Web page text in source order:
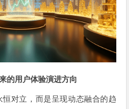
的用户体验演进方向
恒对立，而是呈现动态融合的趋